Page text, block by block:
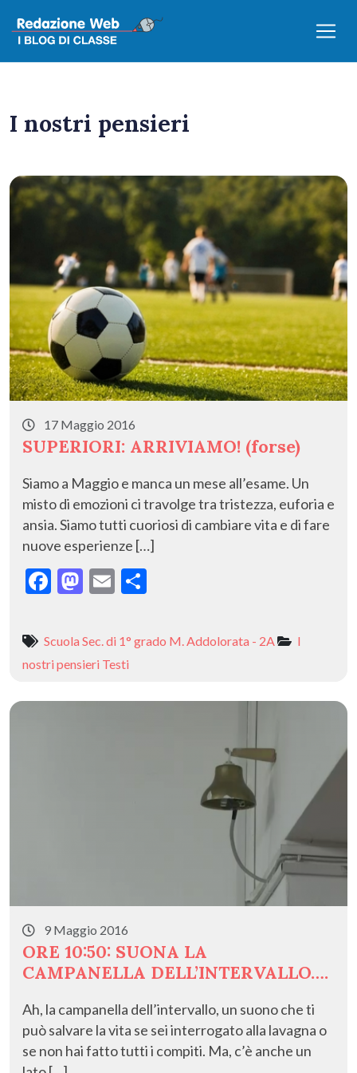
I nostri pensieri
17 Maggio 2016
SUPERIORI: ARRIVIAMO! (forse)
Siamo a Maggio e manca un mese all’esame. Un
misto di emozioni ci travolge tra tristezza, euforia e
ansia. Siamo tutti cuoriosi di cambiare vita e di fare
nuove esperienze […]
F
e
b
o
M
to
d
n
E
ai
l
n
di
Scuola Sec. di 1° grado M. Addolorata - 2A
I
nostri pensieri Testi
9 Maggio 2016
ORE 10:50: SUONA LA
CAMPANELLA DELL’INTERVALLO….
Ah, la campanella dell’intervallo, un suono che ti
può salvare la vita se sei interrogato alla lavagna o
se non hai fatto tutti i compiti. Ma, c’è anche un